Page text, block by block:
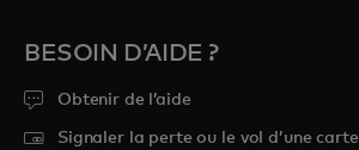
BESOIN D’AIDE ?
Obtenir de l’aide
Signaler la perte ou le vol d’une carte